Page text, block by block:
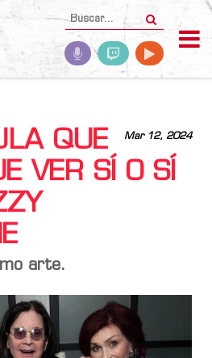
Mar 12, 2024
QUE
VER SÍ O SÍ
arte.